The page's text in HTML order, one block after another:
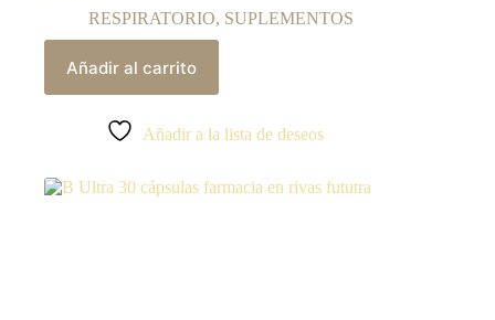
RESPIRATORIO, SUPLEMENTOS
Añadir al carrito
Añadir a la lista de deseos